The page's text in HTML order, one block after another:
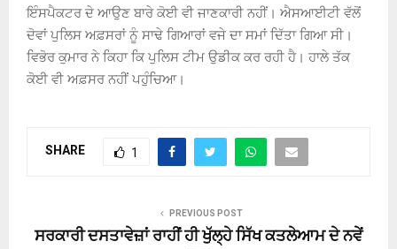
ਇੰਸਪੈਕਟਰ ਦੇ ਆਉਣ ਬਾਰੇ ਕੋਈ ਵੀ ਜਾਣਕਾਰੀ ਨਹੀਂ। ਐਸਆਈਟੀ ਵੱਲੋਂ
ਦੋਵਾਂ ਪੁਲਿਸ ਅਫ਼ਸਰਾਂ ਨੂੰ ਸਾਢੇ ਗਿਆਰਾਂ ਵਜੇ ਦਾ ਸਮਾਂ ਦਿੱਤਾ ਗਿਆ ਸੀ।
ਵਿਭੋਰ ਕੁਮਾਰ ਨੇ ਕਿਹਾ ਕਿ ਪੁਲਿਸ ਟੀਮ ਉਡੀਕ ਕਰ ਰਹੀ ਹੈ। ਹਾਲੇ ਤੱਕ
ਕੋਈ ਵੀ ਅਫ਼ਸਰ ਨਹੀਂ ਪਹੁੰਚਿਆ।
SHARE 1
PREVIOUS POST
ਸਰਕਾਰੀ ਦਸਤਾਵੇਜ਼ਾਂ ਰਾਹੀਂ ਹੀ ਖੁੱਲ੍ਹੇ ਸਿੱਖ ਕਤਲੇਆਮ ਦੇ ਨਵੇਂ